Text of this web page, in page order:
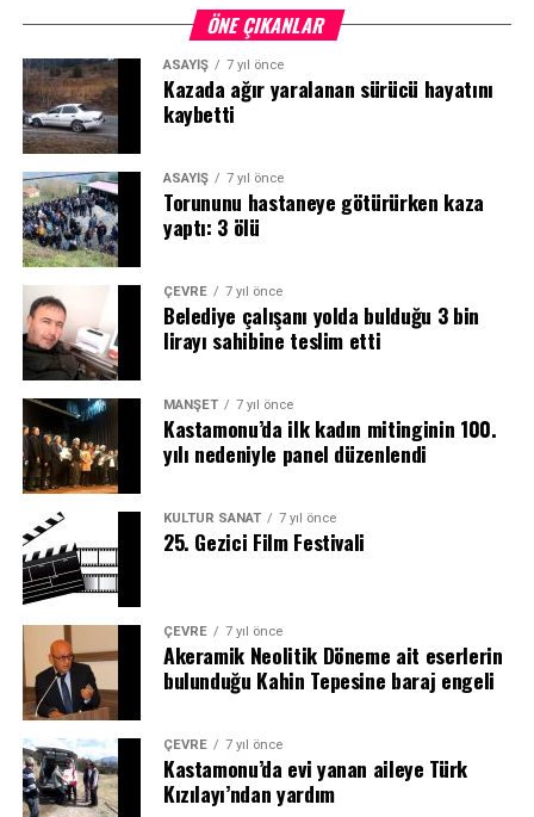
ÖNE ÇIKANLAR
ASAYİŞ 7 yıl önce
Kazada ağır yaralanan sürücü hayatını
kaybetti
ASAYİŞ 7 yıl önce
Torununu hastaneye götürürken kaza
yaptı: 3 ölü
ÇEVRE 7 yıl önce
Belediye çalışanı yolda bulduğu 3 bin
lirayı sahibine teslim etti
MANŞET 7 yıl önce
Kastamonu’da ilk kadın mitinginin 100.
yılı nedeniyle panel düzenlendi
KÜLTÜR SANAT 7 yıl önce
25. Gezici Film Festivali
ÇEVRE 7 yıl önce
Akeramik Neolitik Döneme ait eserlerin
bulunduğu Kahin Tepesine baraj engeli
ÇEVRE 7 yıl önce
Kastamonu’da evi yanan aileye Türk
Kızılayı’ndan yardım